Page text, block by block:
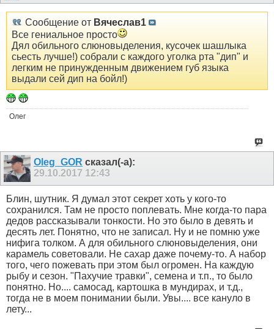
Сообщение от Вячеслав1
Все гениальное просто
Дял обильного слюновыделения, кусочек шашлыка
сьесть лучше!) собрали с каждого уголка рта "дип" и
легким не принужденным движением губ языка
выдали сей дип на бойл!)
Олег
Oleg_GOR сказал(-а):
29.10.2017 12:43
Блин, шутник. Я думал этот секрет хоть у кого-то
сохранился. Там не просто поплевать. Мне когда-то пара
дедов рассказывали тонкости. Но это было в девять и
десять лет. Понятно, что не записал. Ну и не помню уже
нифига толком. А для обильного слюновыделения, они
карамель советовали. Не сахар даже почему-то. А набор
того, чего пожевать при этом был огромен. На каждую
рыбу и сезон. "Пахучие травки", семена и т.п., то было
понятно. Но.... самосад, картошка в мундирах, и т.д.,
тогда не в моем понимании были. Увы.... все кануло в
лету...